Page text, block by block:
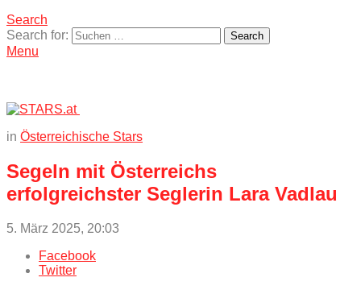
Search
Search for:
Search
Menu
in Österreichische Stars
Segeln mit Österreichs
erfolgreichster Seglerin Lara Vadlau
5. März 2025, 20:03
Facebook
Twitter